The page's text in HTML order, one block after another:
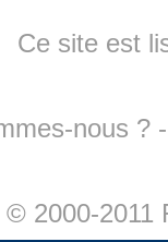
Ce site est
nous ? -
© 2000-